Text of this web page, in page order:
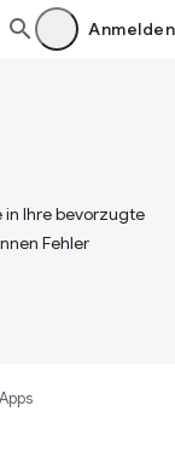
Anmelden
in Ihre bevorzugte
Fehler